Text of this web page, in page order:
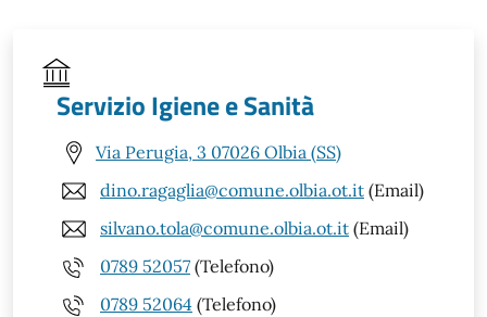
Servizio Igiene e Sanità
Via Perugia, 3 07026 Olbia (SS)
dino.ragaglia@comune.olbia.ot.it (Email)
silvano.tola@comune.olbia.ot.it (Email)
0789 52057 (Telefono)
0789 52064 (Telefono)